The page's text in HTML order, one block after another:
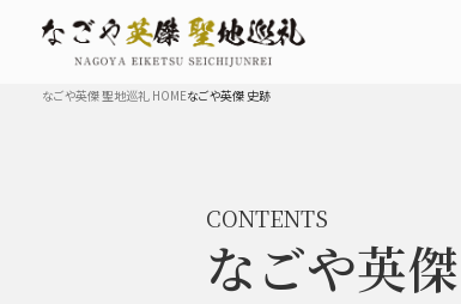
なごや英傑 史跡 一覧
なごや英傑 聖地巡礼 HOMEなごや英傑 史跡
CONTENTS
なごや英傑